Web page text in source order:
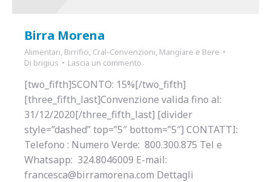
Birra Morena
Alimentari Birrifici Cral-Convenzioni Mangiare e Bere
Di brigius Lascia un commento
[two_fifth]SCONTO: 15%[/two_fifth]
[three_fifth_last]Convenzione valida fino al:
31/12/2020[/three_fifth_last] [divider
style=”dashed” top=”5″ bottom=”5″] CONTATTI:
Telefono : Numero Verde: 800.300.875 Tel e
Whatsapp: 324.8046009 E-mail:
francesca@birramorena.com Dettagli